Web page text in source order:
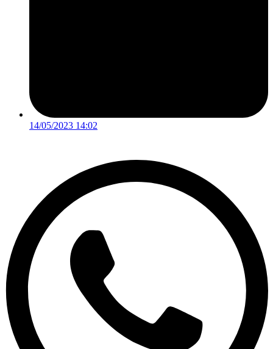
14/05/2023 14:02